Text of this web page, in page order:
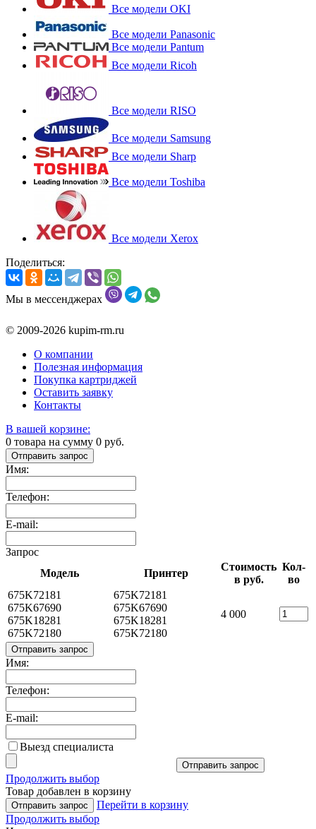
Все модели OKI
Все модели Panasonic
Все модели Pantum
Все модели Ricoh
Все модели RISO
Все модели Samsung
Все модели Sharp
Все модели Toshiba
Все модели Xerox
Поделиться:
Мы в мессенджерах
© 2009-2026 kupim-rm.ru
О компании
Полезная информация
Покупка картриджей
Оставить заявку
Контакты
В вашей корзине:
0 товара на сумму 0 руб.
Отправить запрос
Имя:
Телефон:
E-mail:
Запрос
Модель
Принтер
Стоимость
в руб.
Кол-
во
675K72181
675K67690
675K18281
675K72180
675K72181
675K67690
675K18281
675K72180
4 000
Отправить запрос
Имя:
Телефон:
E-mail:
Выезд специалиста
Отправить запрос
Продолжить выбор
Товар добавлен в корзину
Отправить запрос
Перейти в корзину
Продолжить выбор